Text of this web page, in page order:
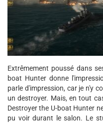
Extrêmement poussé dans
boat Hunter donne
parle d'impression, car je n'y
un destroyer. Mais, en tout
Destroyer the U-boat Hunter
pu voir durant le salon. Le